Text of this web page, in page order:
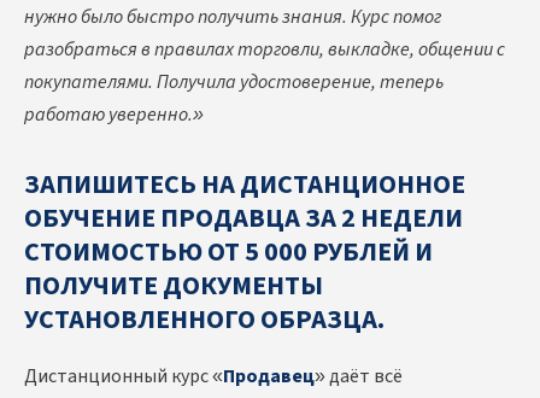
нужно было быстро получить знания. Курс помог
разобраться в правилах торговли, выкладке, общении с
покупателями. Получила удостоверение, теперь
работаю уверенно.»
ЗАПИШИТЕСЬ НА ДИСТАНЦИОННОЕ
ОБУЧЕНИЕ ПРОДАВЦА ЗА 2 НЕДЕЛИ
СТОИМОСТЬЮ ОТ 5 000 РУБЛЕЙ И
ПОЛУЧИТЕ ДОКУМЕНТЫ
УСТАНОВЛЕННОГО ОБРАЗЦА.
Дистанционный курс «Продавец» даёт всё